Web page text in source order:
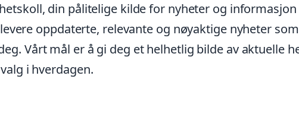
din pålitelige kilde for nyheter og
oppdaterte, relevante og nøyaktige nyheter
Vårt mål er å gi deg et helhetlig bilde av aktuelle
i hverdagen.